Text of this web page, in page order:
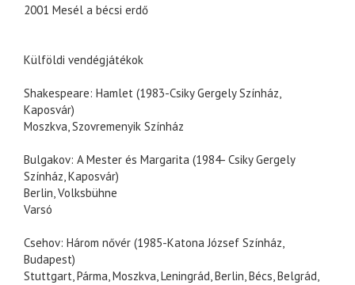
2001 Mesél a bécsi erdő
Külföldi vendégjátékok
Shakespeare: Hamlet (1983-Csiky Gergely Színház,
Kaposvár)
Moszkva, Szovremenyik Színház
Bulgakov: A Mester és Margarita (1984- Csiky Gergely
Színház, Kaposvár)
Berlin, Volksbühne
Varsó
Csehov: Három nővér (1985-Katona József Színház,
Budapest)
Stuttgart, Párma, Moszkva, Leningrád, Berlin, Bécs, Belgrád,